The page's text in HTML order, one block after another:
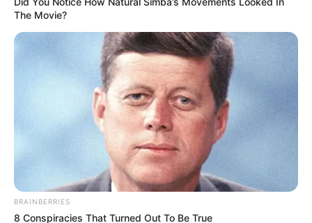
Câmara dos Deputados: anuênios, triênios,
quinquênios, sexta-parte e licenças-prêmio
entram no debate.
Motos e bicicletas para ACS e ACE: veja o
passo a passo para conseguir o benefício.
FNARAS em Brasília: Senado pode
promulgar PEC 14 em semana de
The Movie?
BRAINBERRIES
8 Conspiracies That Turned Out To Be True